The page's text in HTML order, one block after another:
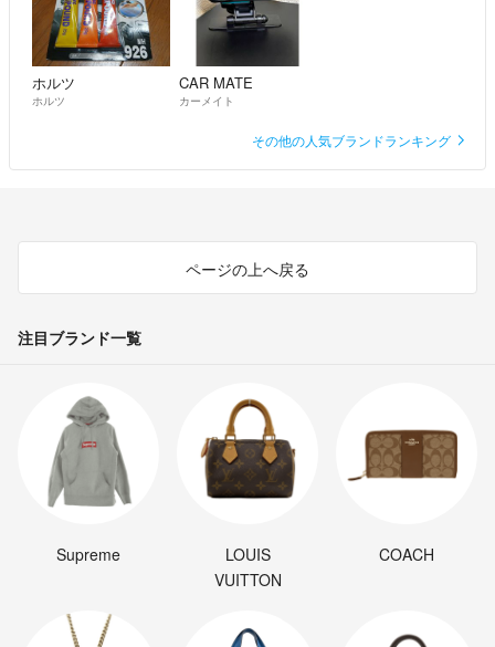
ホルツ
ホルツ
CAR MATE
カーメイト
その他の人気ブランドランキング
ページの上へ戻る
注目ブランド一覧
Supreme
LOUIS
VUITTON
COACH